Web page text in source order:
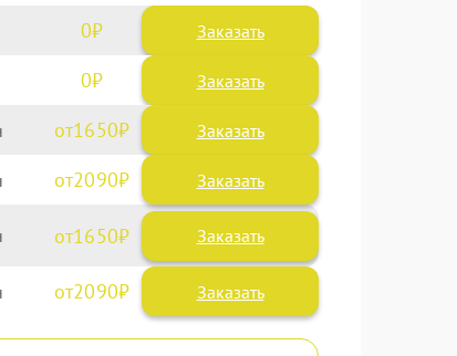
0 Заказать
0 Заказать
1650
2090
1650
2090